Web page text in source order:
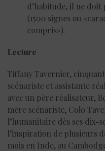
d’habitude, il ne doit
(1500 signes ou
compris»).
Lecture
Tiffany Tavernier,
scénariste et assistante
avec un père réalisateur,
mère scénariste, Colo
l’humanitaire dès ses dix-
l’inspiration de plusieurs
mois en Inde, au